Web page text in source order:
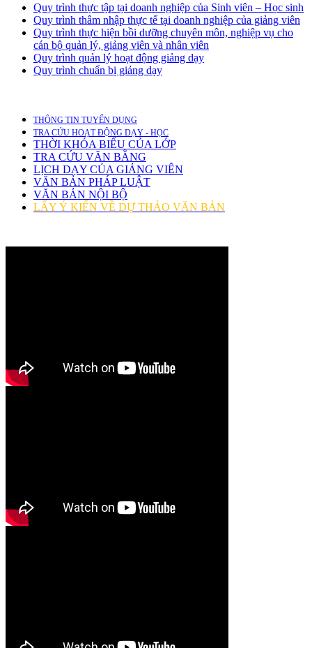
Quy trình thực tập tại doanh nghiệp của Sinh viên – Học sinh
Quy trình thâm nhập thực tế tại doanh nghiệp của giảng viên
Quy trình thực hiện bồi dưỡng chuyên môn, nghiệp vụ cho
cán bộ quản lý, giảng viên và nhân viên
Quy trình quản lý hoạt động giảng dạy
Quy trình chuẩn bị giảng dạy
THÔNG TIN TUYỂN DỤNG
TRA CỨU HOẠT ĐỘNG DẠY - HỌC
THỜI KHÓA BIỂU CỦA LỚP
TRA CỨU VĂN BẰNG
LỊCH DẠY CỦA GIẢNG VIÊN
VĂN BẢN PHÁP LUẬT
VĂN BẢN NỘI BỘ
LẤY Ý KIẾN VỀ DỰ THẢO VĂN BẢN